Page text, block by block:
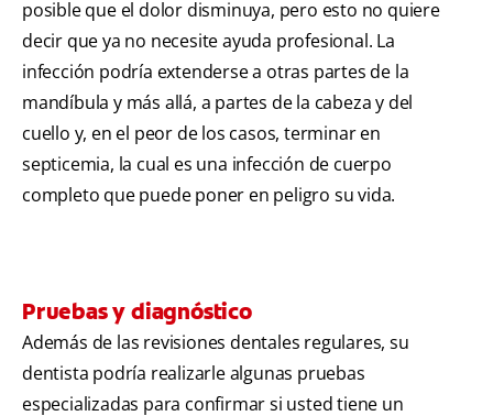
posible que el dolor disminuya, pero esto no quiere
decir que ya no necesite ayuda profesional. La
infección podría extenderse a otras partes de la
mandíbula y más allá, a partes de la cabeza y del
cuello y, en el peor de los casos, terminar en
septicemia, la cual es una infección de cuerpo
completo que puede poner en peligro su vida.
Pruebas y diagnóstico
Además de las revisiones dentales regulares, su
dentista podría realizarle algunas pruebas
especializadas para confirmar si usted tiene un